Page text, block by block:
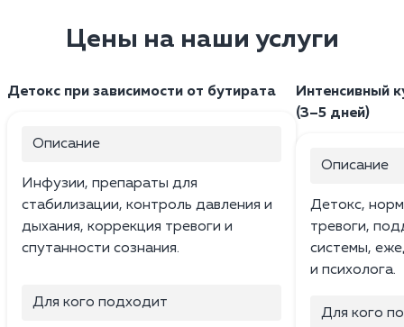
Цены на наши услуги
Детокс при зависимости от бутирата
Описание
Инфузии, препараты для
стабилизации, контроль давления и
дыхания, коррекция тревоги и
спутанности сознания.
Для кого подходит
Интенсивный
(3–5 дней)
Описание
Детокс,
тревоги,
системы,
и психолога.
Для кого